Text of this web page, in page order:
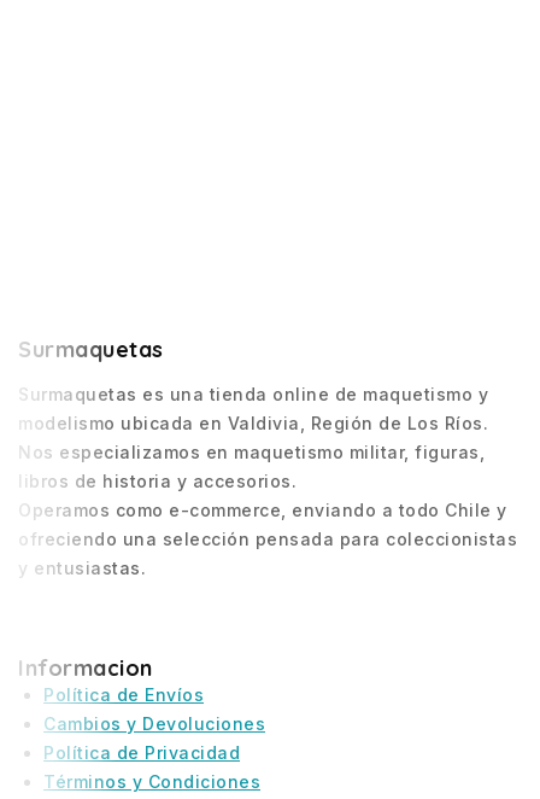
Surmaquetas
Surmaquetas es una tienda online de maquetismo y
modelismo ubicada en Valdivia, Región de Los Ríos.
Nos especializamos en maquetismo militar, figuras,
libros de historia y accesorios.
Operamos como e-commerce, enviando a todo Chile y
ofreciendo una selección pensada para coleccionistas
y entusiastas.
Informacion
Política de Envíos
Cambios y Devoluciones
Política de Privacidad
Términos y Condiciones